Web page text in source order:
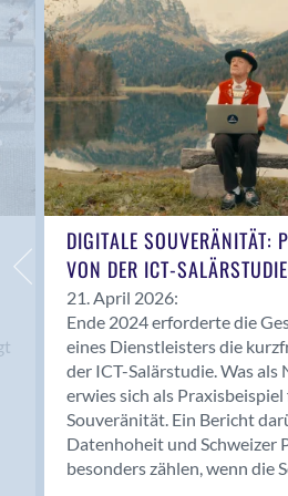
Anwil
Appenzell
Au SG
Baar
Baden
Balsthal
Balzers
Basel
Bassersdorf
Belp
Bendern
Benken (SG)
Bergdietikon
Berlin
Bern
Bern - Liebefeld
DIGITALE SOUVERÄNITÄT:
VON DER ICT-SALÄRSTUDIE
21. April 2026:
Ende 2024 erforderte die
eines Dienstleisters die
der ICT-Salärstudie. Was als
erwies sich als
Souveränität. Ein Bericht
Datenhoheit und Schweizer
besonders zählen, wenn die